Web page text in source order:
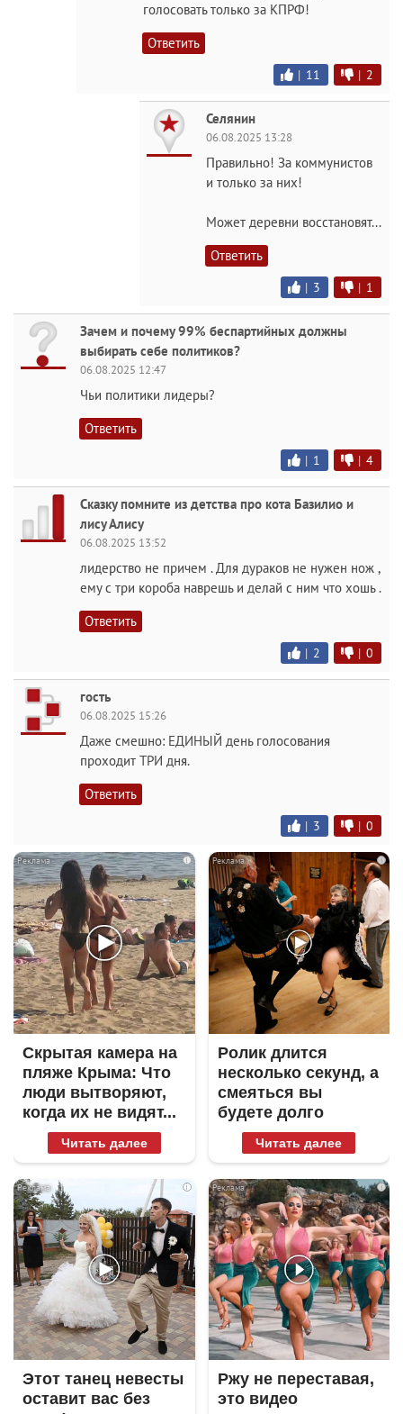
голосовать только за КПРФ!
Ответить
| 11 | 2
Селянин
06.08.2025 13:28
Правильно! За коммунистов
и только за них!
Может деревни восстановят...
Ответить
| 3 | 1
Зачем и почему 99% беспартийных должны
выбирать себе политиков?
06.08.2025 12:47
Чьи политики лидеры?
Ответить
| 1 | 4
Сказку помните из детства про кота Базилио и
лису Алису
06.08.2025 13:52
лидерство не причем . Для дураков не нужен нож ,
ему с три короба наврешь и делай с ним что хошь .
Ответить
| 2 | 0
гость
06.08.2025 15:26
Даже смешно: ЕДИНЫЙ день голосования
проходит ТРИ дня.
Ответить
| 3 | 0
i
Скрытая камера на
пляже Крыма: Что
люди вытворяют,
когда их не видят...
Читать далее
i
Ролик длится
несколько секунд, а
смеяться вы
будете долго
Читать далее
i
Этот танец невесты
оставит вас без
i
Ржу не переставая,
это видео